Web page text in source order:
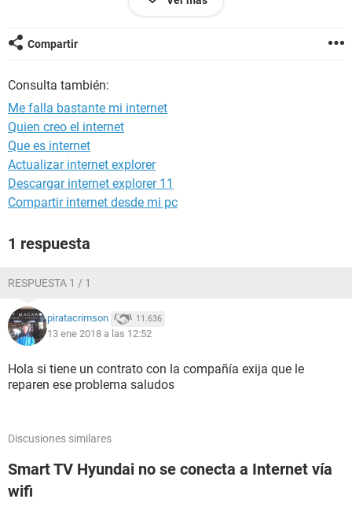
sólo en ciertas partes de la casa deja de agarrar
hacerCompartir
Consulta también:
Me falla bastante mi internet
Quien creo el internet
Que es internet
Actualizar internet explorer
Descargar internet explorer 11
Compartir internet desde mi pc
1 respuesta
RESPUESTA 1 / 1
piratacrimson 11.636
13 ene 2018 a las 12:52
Hola si tiene un contrato con la compañía exija que le
reparen ese problema saludos
Discusiones similares
Smart TV Hyundai no se conecta a Internet vía
wifi